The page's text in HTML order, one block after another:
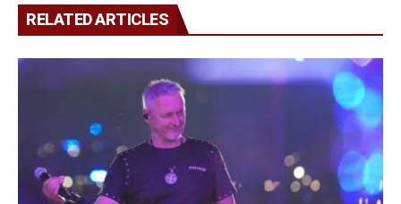
RELATED ARTICLES